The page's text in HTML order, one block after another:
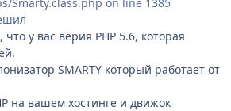
у вас верия PHP 5.6, которая
SMARTY который работает от
на вашем хостинге и движок